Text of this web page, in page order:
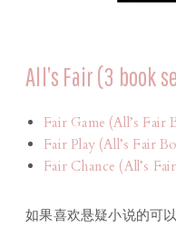
All’s Fair (3 book
Fair Game (All’s Fair
Fair Play (All’s Fair
Fair Chance (All’s
如果喜欢悬疑小说的可